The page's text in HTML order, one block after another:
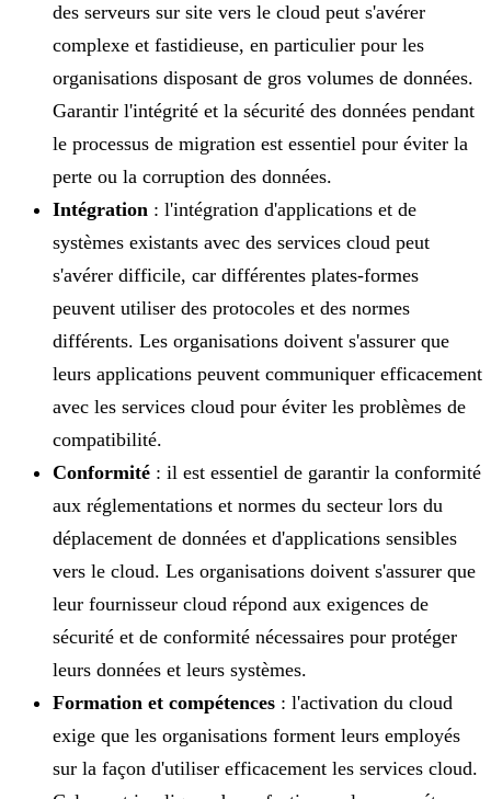
des serveurs sur site vers le cloud peut s'avérer
complexe et fastidieuse, en particulier pour les
organisations disposant de gros volumes de données.
Garantir l'intégrité et la sécurité des données pendant
le processus de migration est essentiel pour éviter la
perte ou la corruption des données.
Intégration : l'intégration d'applications et de
systèmes existants avec des services cloud peut
s'avérer difficile, car différentes plates-formes
peuvent utiliser des protocoles et des normes
différents. Les organisations doivent s'assurer que
leurs applications peuvent communiquer efficacement
avec les services cloud pour éviter les problèmes de
compatibilité.
Conformité : il est essentiel de garantir la conformité
aux réglementations et normes du secteur lors du
déplacement de données et d'applications sensibles
vers le cloud. Les organisations doivent s'assurer que
leur fournisseur cloud répond aux exigences de
sécurité et de conformité nécessaires pour protéger
leurs données et leurs systèmes.
Formation et compétences : l'activation du cloud
exige que les organisations forment leurs employés
sur la façon d'utiliser efficacement les services cloud.